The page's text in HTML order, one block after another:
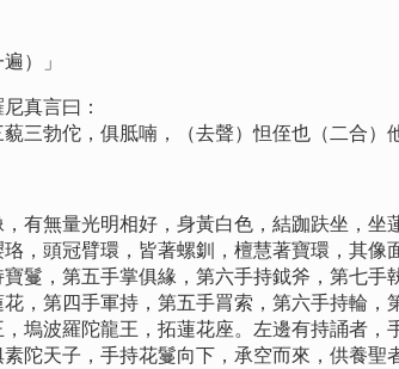
）」
真言曰：
勃佗，俱胝喃，（去聲）怛侄也（二合）
無量光明相好，身黃白色，結跏趺坐，坐
珞，頭冠臂環，皆著螺釧，檀慧著寶環，其
鬘，第五手掌俱緣，第六手持鉞斧，第七
，第四手軍持，第五手罥索，第六手持輪
塢波羅陀龍王，拓蓮花座。左邊有持誦者
陀天子，手持花鬘向下，承空而來，供養